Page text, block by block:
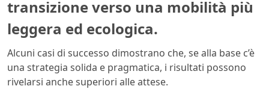
transizione verso una mobilità più
leggera ed ecologica.
Alcuni casi di successo dimostrano che, se alla base c’è
una strategia solida e pragmatica, i risultati possono
rivelarsi anche superiori alle attese.